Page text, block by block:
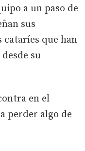
a un paso de
sus
que han
su
en el
perder algo de